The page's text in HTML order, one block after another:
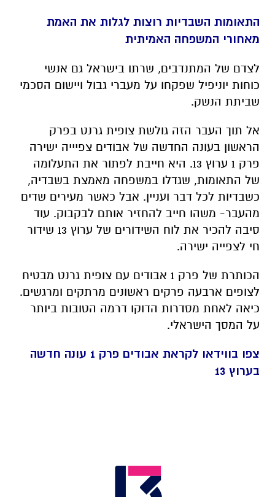
התאומות השבדיות רוצות לגלות את האמת
מאחורי המשפחה האמיתית
לצדם של המתנדבים, שרתו בישראל גם אנשי
כוחות יוניפיל שפקחו על מעברי גבול ויישום הסכמי
שביתת הנשק.
אל תוך העבר הזה גולשת צופית גרנט בפרק
הראשון בעונה החדשה של אבודים צפיייה ישירה
פרק 1 ערוץ 13. היא חייבת לפתור את התעלומה
של התאומות, שגדלו במשפחה מאמצת בשבדיה,
כשבדיות לכל דבר ועניין. אבל כאשר מעירים שדים
מהעבר- משהו חייב להחזיר אותם לבקבוק. עוד
סיבה להכיר את לוח השידורים של ערוץ 13 שידור
חי לצפייה ישירה.
הכותרת של פרק 1 אבודים עם צופית גרנט מבטיח
לצופים ארבעה פרקים ראשונים מרתקים ומרגשים.
כיאה לאחת מסדרות הדוקו דרמה הטובות ביותר
על המסך הישראלי.
צפו בווידאו לקראת אבודים פרק 1 עונה חדשה
בערוץ 13